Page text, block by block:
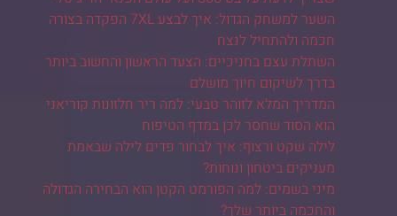
השער למשחק הגדול: איך לבצע 7XL הפקדה בצורה
חכמה ולהתחיל לנצח
השתלת עצם בחניכיים: הצעד הראשון והחשוב ביותר
בדרך לשיקום חיוך מושלם
המדריך המלא לזוהר טבעי: למה ריר חלזונות קוריאני
הוא הסוד שחסר לכן במדף הטיפוח
לילה שקט ורצוף: איך לבחור פדים לילה שבאמת
מעניקים ביטחון ונוחות?
מיני בשמים: למה הפורמט הקטן הוא הבחירה הגדולה
והחכמה ביותר שלך?